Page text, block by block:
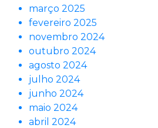
março 2025
fevereiro 2025
novembro 2024
outubro 2024
agosto 2024
julho 2024
junho 2024
maio 2024
abril 2024